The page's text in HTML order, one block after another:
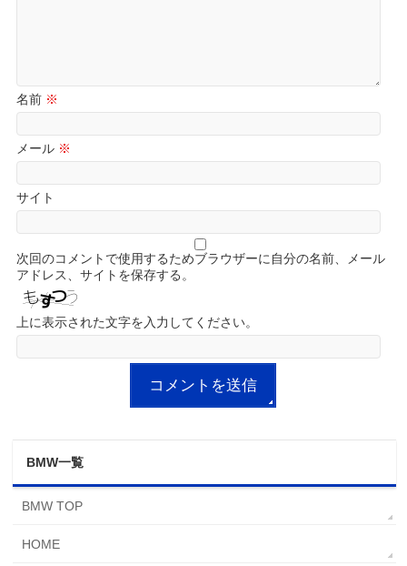
名前 ※
メール ※
サイト
次回のコメントで使用するためブラウザーに自分の名前、メール
アドレス、サイトを保存する。
上に表示された文字を入力してください。
BMW一覧
BMW TOP
HOME